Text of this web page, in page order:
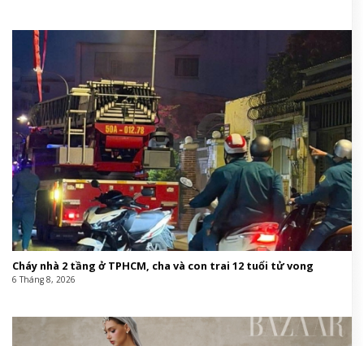
Cháy nhà 2 tầng ở TPHCM, cha và con trai 12 tuổi tử vong
6 Tháng 8, 2026